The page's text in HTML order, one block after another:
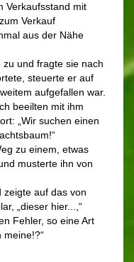
Verkaufsstand mit
Verkauf
aus der Nähe
und fragte sie nach
steuerte er auf
aufgefallen war.
beeilten mit ihm
„Wir suchen einen
zu einem, etwas
musterte ihn von
zeigte auf das von
„dieser hier...,“
Fehler, so eine Art
meine!?“